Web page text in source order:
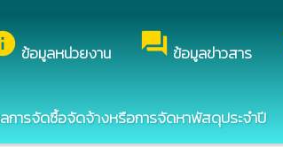
ข้อมูลหน่วยงาน forum ข้อมูลข่าวสาร
การจัดซื้อจัดจ้างหรือการจัดหาพัสดุประจำปี
ว็บไซต์ของ องค์การบริหารส่วนตำบลหนองปลิง
บลหนองปลิง